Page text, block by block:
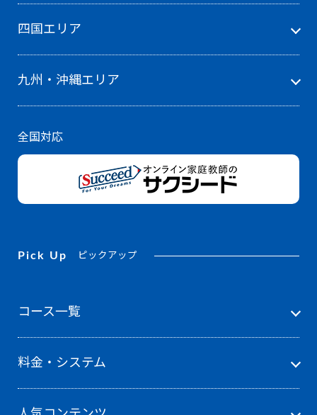
四国エリア
九州・沖縄エリア
全国対応
Pick Up ピックアップ
料金・システム
コース一覧